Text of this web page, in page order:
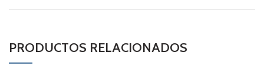
PRODUCTOS RELACIONADOS